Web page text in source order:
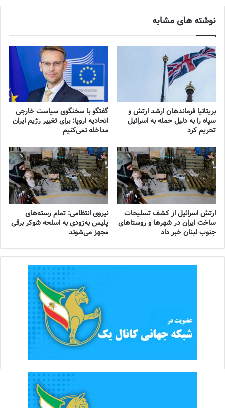
نوشته های مشابه
بریتانیا فرماندهان ارشد ارتش و
سپاه را به دلیل حمله به اسرائیل
تحریم کرد
گفتگو با سخنگوی سیاست خارجی
اتحادیه اروپا: برای تغییر رژیم ایران
مداخله نمی‌کنیم
ارتش اسرائیل از کشف تسلیحات
ساخت ایران در شهرها و روستاهای
جنوب لبنان خبر داد
نیروی انتظامی: تمام رسته‌های
پلیس به‌زودی به اسلحه شوکر برقی
مجهز می‌شوند